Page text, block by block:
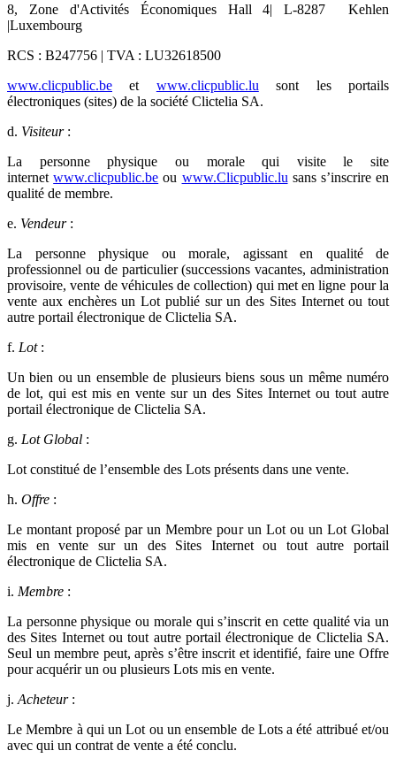
8, Zone d'Activités Économiques Hall 4| L-8287 Kehlen
|Luxembourg
RCS : B247756 | TVA : LU32618500
www.clicpublic.be et www.clicpublic.lu sont les portails
électroniques (sites) de la société Clictelia SA.
d. Visiteur:
La personne physique ou morale qui visite le site
internetwww.clicpublic.be ou www.Clicpublic.lu sans s’inscrire en
qualité de membre.
e. Vendeur:
La personne physique ou morale, agissant en qualité de
professionnel ou de particulier (successions vacantes, administration
provisoire, vente de véhicules de collection) qui met en ligne pour la
vente aux enchères un Lot publié sur un des Sites Internet ou tout
autre portail électronique de Clictelia SA.
f. Lot:
Un bien ou un ensemble de plusieurs biens sous un même numéro
de lot, qui est mis en vente sur un des Sites Internet ou tout autre
portail électronique de Clictelia SA.
g. Lot Global :
Lot constitué de l’ensemble des Lots présents dans une vente.
h. Offre :
Le montant proposé par un Membre pour un Lot ou un Lot Global
mis en vente sur un des Sites Internet ou tout autre portail
électronique de Clictelia SA.
i. Membre :
La personne physique ou morale qui s’inscrit en cette qualité via un
des Sites Internet ou tout autre portail électronique de Clictelia SA.
Seul un membre peut, après s’être inscrit et identifié, faire une Offre
pour acquérir un ou plusieurs Lots mis en vente.
j. Acheteur:
Le Membre à qui un Lot ou un ensemble de Lots a été attribué et/ou
avec qui un contrat de vente a été conclu.